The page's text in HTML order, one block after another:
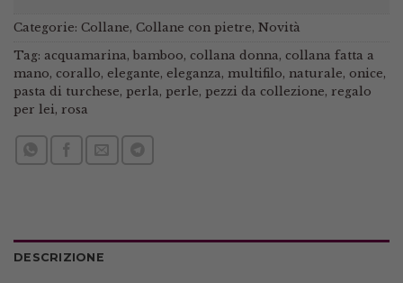
Categorie: Collane, Collane con pietre, Novità
Tag: acquamarina , bamboo, collana donna , collana fatta a
mano, corallo, elegante, eleganza , multifilo, naturale, onice,
pasta di turchese, perla , perle, pezzi da collezione, regalo
per lei , rosa
DESCRIZIONE